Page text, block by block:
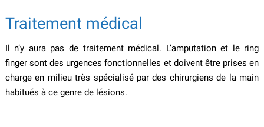
Traitement médical
Il n’y aura pas de traitement médical. L’amputation et le ring
finger sont des urgences fonctionnelles et doivent être prises en
charge en milieu très spécialisé par des chirurgiens de la main
habitués à ce genre de lésions.